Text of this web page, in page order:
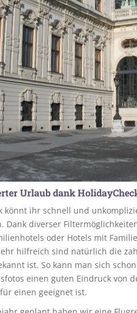
Urlaub dank
könnt ihr schnell und
Dank diverser
oder Hotels mit
hilfreich sind natürlich die
ist. So kann man sich
einen guten Eindruck von
einen geeignet ist.